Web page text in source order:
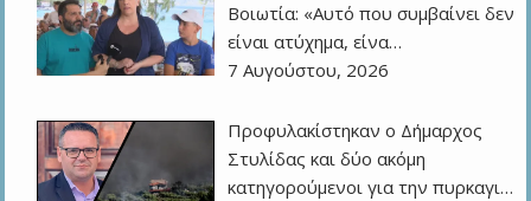
Βοιωτία: «Αυτό που συμβαίνει δεν
είναι ατύχημα, είνα…
7 Αυγούστου, 2026
Προφυλακίστηκαν ο Δήμαρχος
Στυλίδας και δύο ακόμη
κατηγορούμενοι για την πυρκαγι…